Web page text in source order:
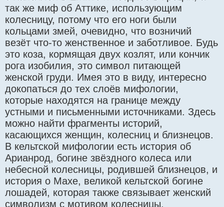
так же миф об Аттике, использующим
колесницу, потому что его ноги были
кольцами змей, очевидно, что возничий
везёт что-то женственное и заботливое. Будь
это коза, кормящая двух козлят, или кончик
рога изобилия, это символ питающей
женской груди. Имея это в виду, интересно
докопаться до тех слоёв мифологии,
которые находятся на границе между
устными и письменными источниками. Здесь
можно найти фрагменты историй,
касающихся женщин, колесниц и близнецов.
В кельтской мифологии есть история об
Арианрод, богине звёздного колеса или
небесной колесницы, родившей близнецов, и
история о Махе, великой кельтской богине
лошадей, которая также связывает женский
символизм с мотивом колесницы.